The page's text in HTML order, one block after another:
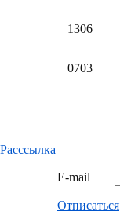
1306
0703
Расссылка
E-mail
Отписаться